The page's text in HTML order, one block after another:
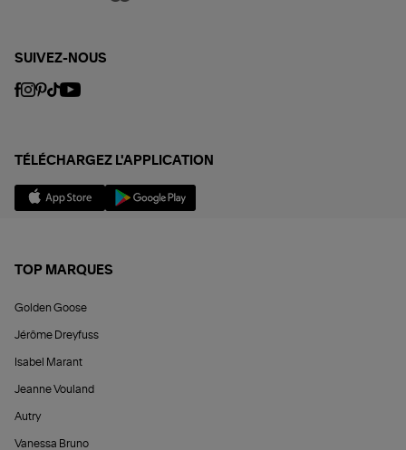
SUIVEZ-NOUS
TÉLÉCHARGEZ L'APPLICATION
TOP MARQUES
Golden Goose
Jérôme Dreyfuss
Isabel Marant
Jeanne Vouland
Autry
Vanessa Bruno